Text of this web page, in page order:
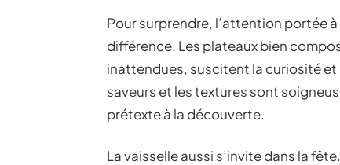
Pour surprendre, l’attention portée
différence. Les plateaux bien
inattendues, suscitent la curiosité
saveurs et les textures sont
prétexte à la découverte.
La vaisselle aussi s’invite dans la